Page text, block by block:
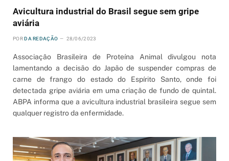
Avicultura industrial do Brasil segue sem gripe
aviária
POR DA REDAÇÃO 28/06/2023
Associação Brasileira de Proteína Animal divulgou nota
lamentando a decisão do Japão de suspender compras de
carne de frango do estado do Espírito Santo, onde foi
detectada gripe aviária em uma criação de fundo de quintal.
ABPA informa que a avicultura industrial brasileira segue sem
qualquer registro da enfermidade.